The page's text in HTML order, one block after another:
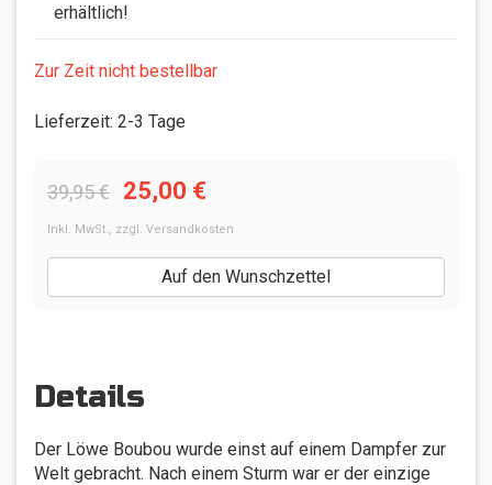
erhältlich!
Zur Zeit nicht bestellbar
Lieferzeit: 2-3 Tage
39,95 € 25,00 €
Inkl. MwSt., zzgl. Versandkosten
Auf den Wunschzettel
Details
Der Löwe Boubou wurde einst auf einem Dampfer zur
Welt gebracht. Nach einem Sturm war er der einzige